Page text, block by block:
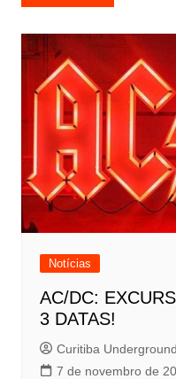
de
Post
Notícias
AC/DC:
3 DATAS!
Curitiba Underground
7 de novembro de